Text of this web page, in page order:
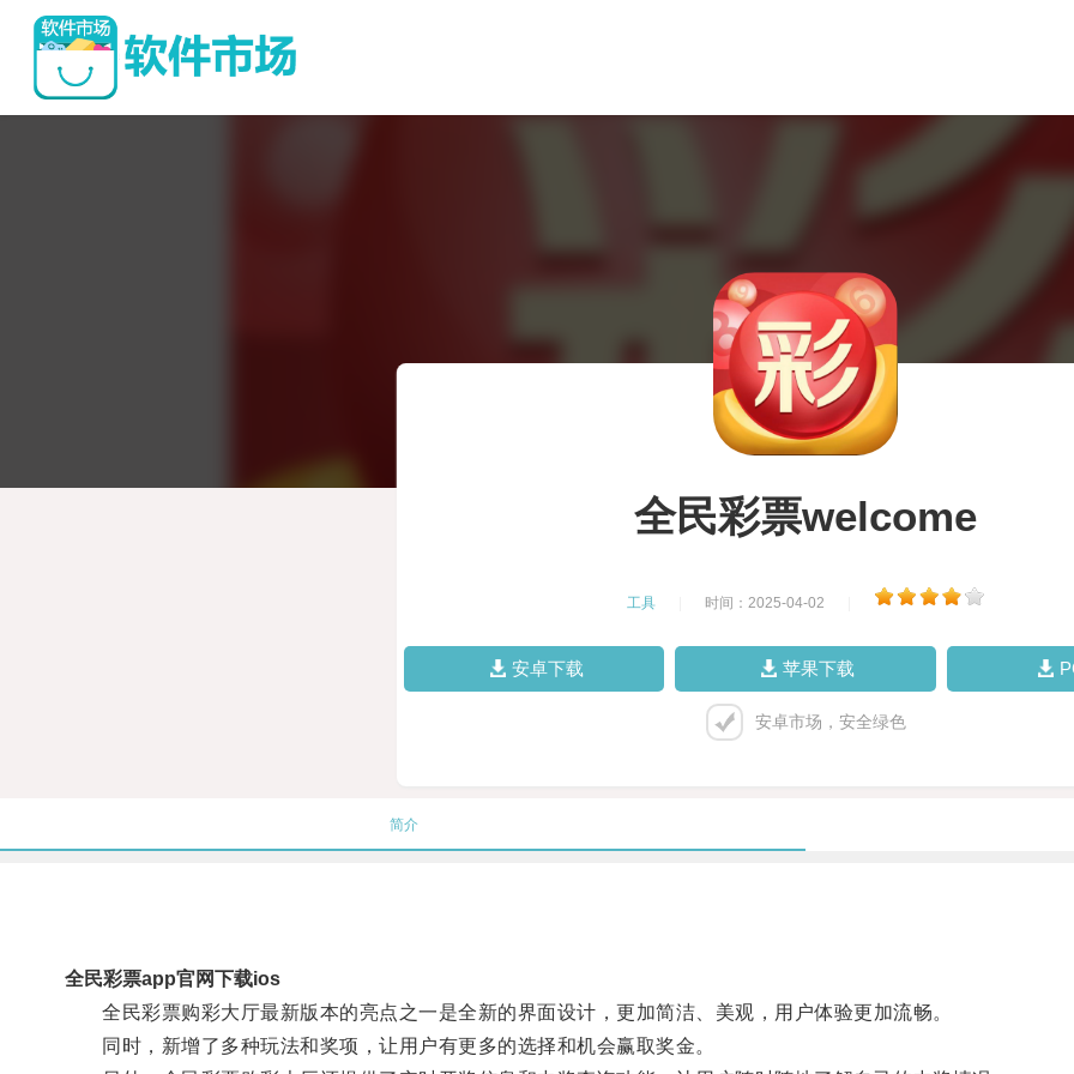
全民彩票welcome
工具 时间：2025-04-02
安卓下载 苹果下载
安卓市场，安全绿色
简介
全民彩票app官网下载ios
全民彩票购彩大厅最新版本的亮点之一是全新的界面设计，更加简洁、美观，用户体验更加流畅。
同时，新增了多种玩法和奖项，让用户有更多的选择和机会赢取奖金。